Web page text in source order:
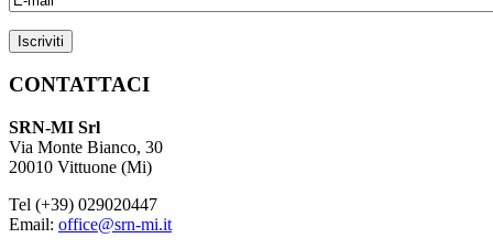
CONTATTACI
SRN-MI Srl
Via Monte Bianco, 30
20010 Vittuone (Mi)
Tel (+39) 029020447
Email: office@srn-mi.it